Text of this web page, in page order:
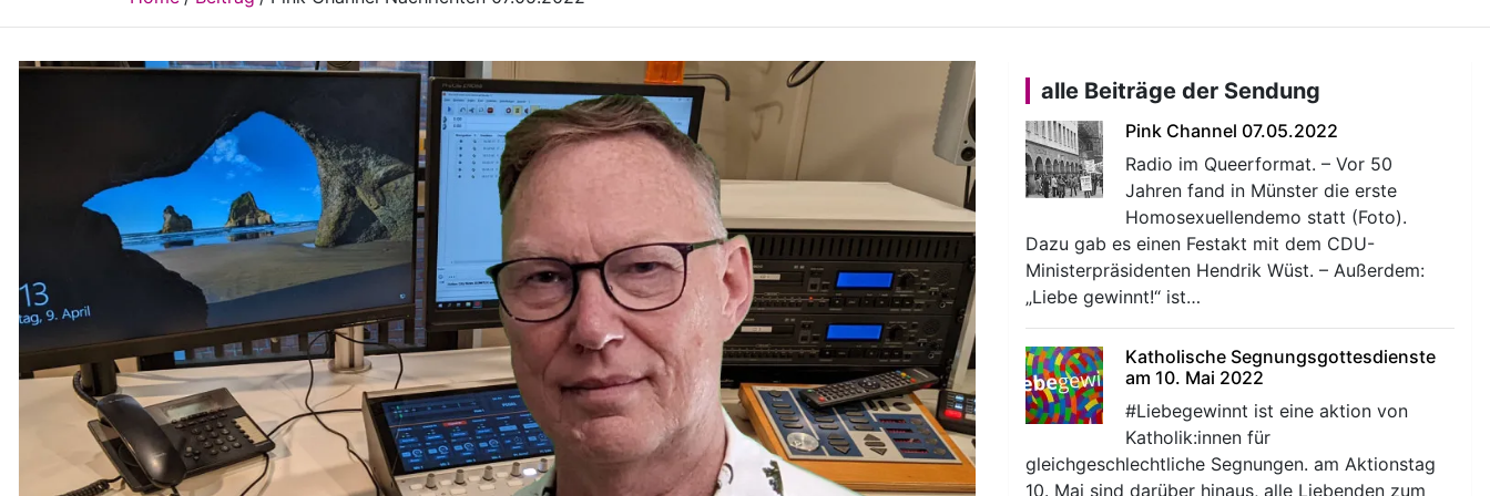
alle Beiträge der Sendung
Pink Channel 07.05.2022
Radio im Queerformat. – Vor 50
Jahren fand in Münster die erste
Homosexuellendemo statt (Foto).
Dazu gab es einen Festakt mit dem CDU-
Ministerpräsidenten Hendrik Wüst. – Außerdem:
„Liebe gewinnt!“ ist…
Katholische Segnungsgottesdienste
am 10. Mai 2022
#Liebegewinnt ist eine aktion von
Katholik:innen für
gleichgeschlechtliche Segnungen. am Aktionstag
10. Mai sind darüber hinaus, alle Liebenden zum